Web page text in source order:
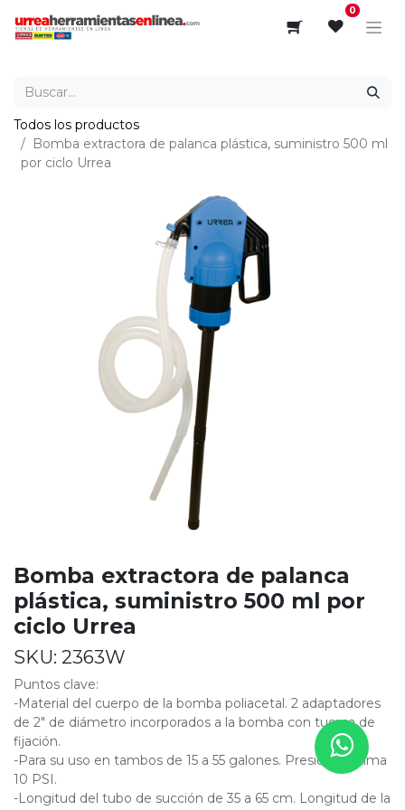
0
Todos los productos
Bomba extractora de palanca plástica, suministro 500 ml
por ciclo Urrea
Bomba extractora de palanca
plástica, suministro 500 ml por
ciclo Urrea
SKU: 2363W
Puntos clave:
-Material del cuerpo de la bomba poliacetal. 2 adaptadores
de 2" de diámetro incorporados a la bomba con tuerca de
fijación.
-Para su uso en tambos de 15 a 55 galones. Presión máxima
10 PSI.
-Longitud del tubo de succión de 35 a 65 cm. Longitud de la